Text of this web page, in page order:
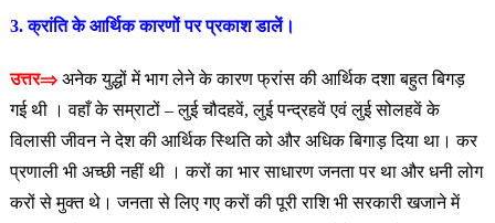
3. क्रांति के आर्थिक कारणों पर प्रकाश डालें।
उत्तर⇒ अनेक युद्धों में भाग लेने के कारण फ्रांस की आर्थिक दशा बहुत बिगड़
गई थी । वहाँ के सम्राटों – लुई चौदहवें, लुई पन्द्रहवें एवं लुई सोलहवें के
विलासी जीवन ने देश की आर्थिक स्थिति को और अधिक बिगाड़ दिया था। कर
प्रणाली भी अच्छी नहीं थी । करों का भार साधारण जनता पर था और धनी लोग
करों से मुक्त थे। जनता से लिए गए करों की पूरी राशि भी सरकारी खजाने में